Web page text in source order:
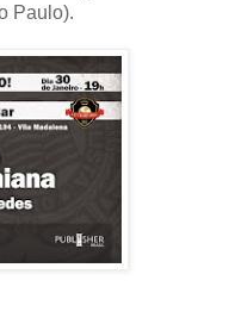
Paulo).